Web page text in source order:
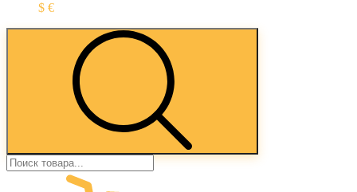
$ €